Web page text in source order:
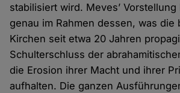
stabilisiert wird. Meves’
genau im Rahmen dessen, was die
Kirchen seit etwa 20 Jahren
Schulterschluss der
die Erosion ihrer Macht und ihrer
aufhalten. Die ganzen